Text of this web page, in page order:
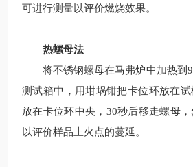
可进行测量以评价燃烧效果。
热螺母法
将不锈钢螺母在马弗炉中加热到
测试箱中，用坩埚钳把卡位环放在
放在卡位环中央，30秒后移走螺母，
以评价样品上火点的蔓延。